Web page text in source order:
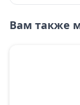
Вам также